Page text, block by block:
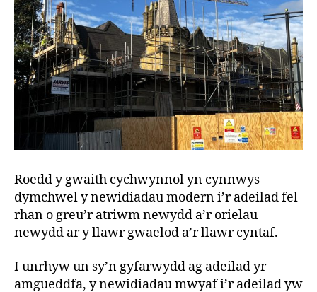
Roedd y gwaith cychwynnol yn cynnwys
dymchwel y newidiadau modern i’r adeilad fel
rhan o greu’r atriwm newydd a’r orielau
newydd ar y llawr gwaelod a’r llawr cyntaf.
I unrhyw un sy’n gyfarwydd ag adeilad yr
amgueddfa, y newidiadau mwyaf i’r adeilad yw